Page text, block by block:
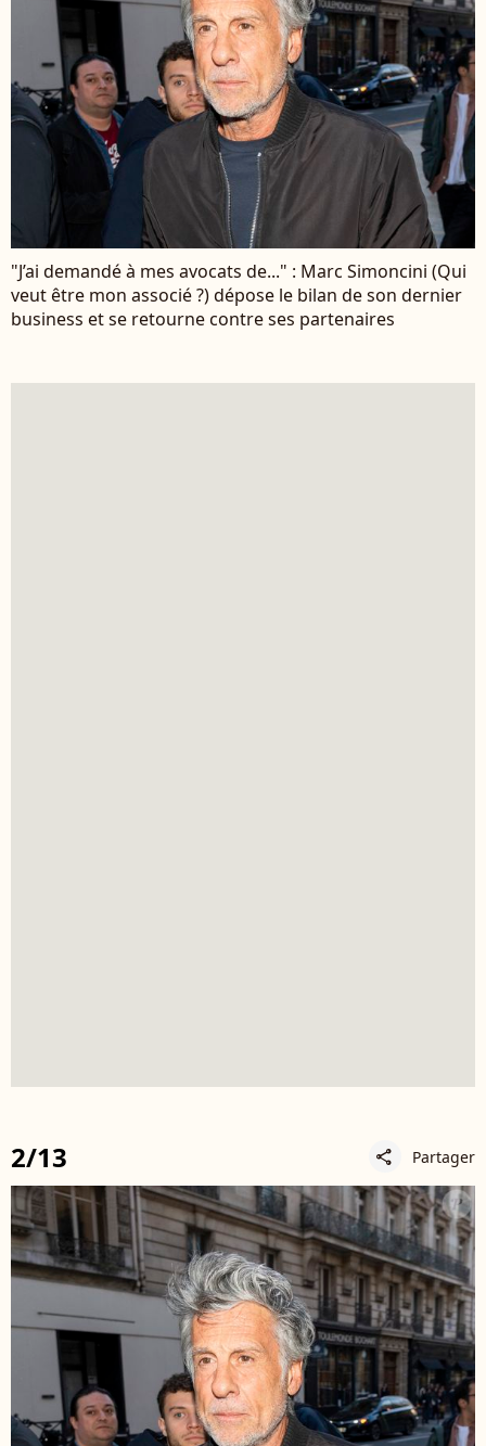
"J’ai demandé à mes avocats de..." : Marc Simoncini (Qui
veut être mon associé ?) dépose le bilan de son dernier
business et se retourne contre ses partenaires
2/13 share Partager